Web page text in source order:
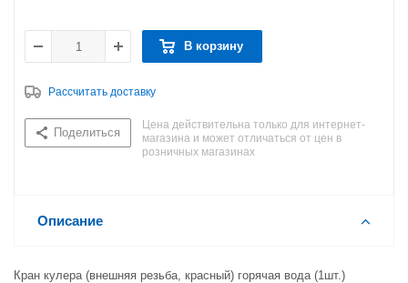
В корзину
Рассчитать доставку
Поделиться
Цена действительна только для интернет-
магазина и может отличаться от цен в
розничных магазинах
Описание
Кран кулера (внешняя резьба, красный) горячая вода (1шт.)